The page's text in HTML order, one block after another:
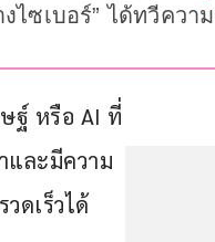
ไซเบอร์” ได้ทวีคว
หรือ AI ที่
และมีความ
ดเร็วได้